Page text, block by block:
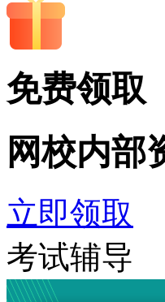
免费领取
网校内部
立即领取
考试辅导